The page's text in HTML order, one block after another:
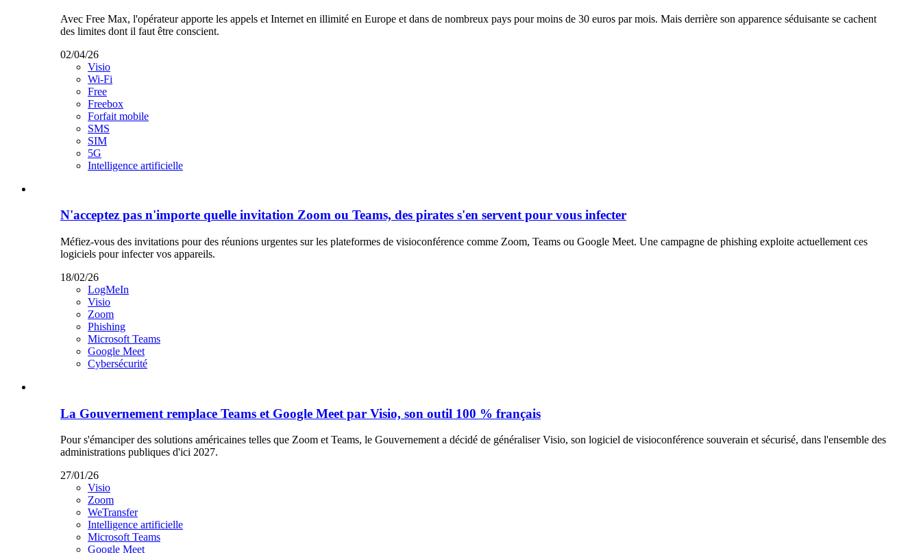
Avec Free Max, l'opérateur apporte les appels et Internet en illimité en Europe et dans de nombreux pays pour moins de 30 euros par mois. Mais derrière son apparence séduisante se cachent
des limites dont il faut être conscient.
02/04/26
Visio
Wi-Fi
Free
Freebox
Forfait mobile
SMS
SIM
5G
Intelligence artificielle
N'acceptez pas n'importe quelle invitation Zoom ou Teams, des pirates s'en servent pour vous infecter
Méfiez-vous des invitations pour des réunions urgentes sur les plateformes de visioconférence comme Zoom, Teams ou Google Meet. Une campagne de phishing exploite actuellement ces
logiciels pour infecter vos appareils.
18/02/26
LogMeIn
Visio
Zoom
Phishing
Microsoft Teams
Google Meet
Cybersécurité
La Gouvernement remplace Teams et Google Meet par Visio, son outil 100 % français
Pour s'émanciper des solutions américaines telles que Zoom et Teams, le Gouvernement a décidé de généraliser Visio, son logiciel de visioconférence souverain et sécurisé, dans l'ensemble des
administrations publiques d'ici 2027.
27/01/26
Visio
Zoom
WeTransfer
Intelligence artificielle
Microsoft Teams
Google Meet